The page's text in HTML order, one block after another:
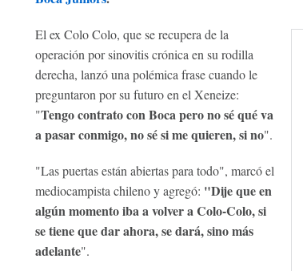
El ex Colo Colo, que se recupera de la
operación por sinovitis crónica en su rodilla
derecha, lanzó una polémica frase cuando le
preguntaron por su futuro en el Xeneize:
"Tengo contrato con Boca pero no sé qué va
a pasar conmigo, no sé si me quieren, si no".
"Las puertas están abiertas para todo", marcó el
mediocampista chileno y agregó: "Dije que en
algún momento iba a volver a Colo-Colo, si
se tiene que dar ahora, se dará, sino más
adelante".